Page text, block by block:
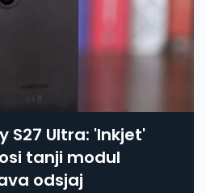
S27 Ultra: 'Inkjet'
tanji modul
odsjaj